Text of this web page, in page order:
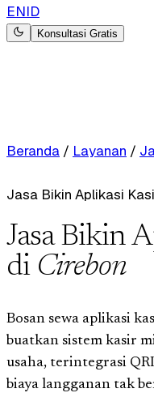
ENID
Konsultasi Gratis
Beranda / Layanan /
Jasa Bikin Aplikasi
Jasa Bikin
di Cirebon
Bosan sewa aplikasi
buatkan sistem kasir
usaha, terintegrasi
biaya langganan tak